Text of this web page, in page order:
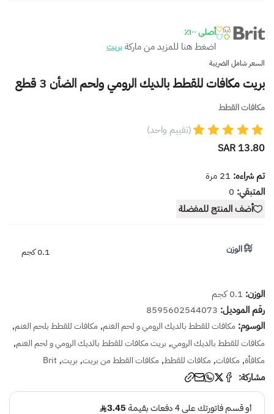
أصلى ١٠٠٪
اضغط هنا للمزيد من ماركةبريت
السعر شامل الضريبة
بريت مكافات للقطط بالديك الرومي ولحم الضأن 3 قطع
مكافات القطط
(تقييم واحد)
13.80 SAR
تم شراءه: 21 مرة
المتبقي: 0
أضف المنتج للمفضلة
الوزن 0.1 كجم
الوزن: 0.1 كجم
رقم الموديل: 8595602544073
الوسوم: مكافات للقطط بالديك الرومي و لحم الغنم, مكافات للقطط بلحم الغنم,
مكافات للقطط بالديك الرومي, بريت مكافات للقطط بالديك الرومي و لحم الغنم,
مكافأة, مكافات, مكافات للقطط, مكافات القطط من بريت, بريت,
Brit
مشاركة: